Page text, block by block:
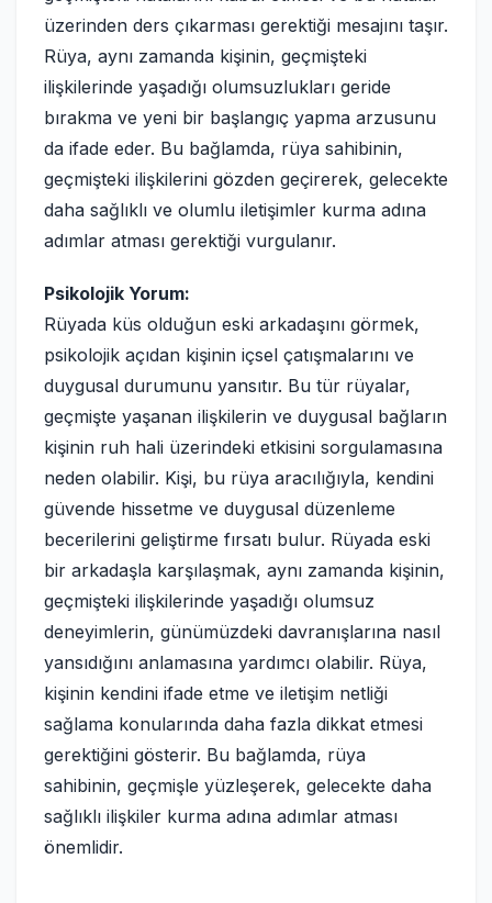
üzerinden ders çıkarması gerektiği mesajını taşır.
Rüya, aynı zamanda kişinin, geçmişteki
ilişkilerinde yaşadığı olumsuzlukları geride
bırakma ve yeni bir başlangıç yapma arzusunu
da ifade eder. Bu bağlamda, rüya sahibinin,
geçmişteki ilişkilerini gözden geçirerek, gelecekte
daha sağlıklı ve olumlu iletişimler kurma adına
adımlar atması gerektiği vurgulanır.
Psikolojik Yorum:
Rüyada küs olduğun eski arkadaşını görmek,
psikolojik açıdan kişinin içsel çatışmalarını ve
duygusal durumunu yansıtır. Bu tür rüyalar,
geçmişte yaşanan ilişkilerin ve duygusal bağların
kişinin ruh hali üzerindeki etkisini sorgulamasına
neden olabilir. Kişi, bu rüya aracılığıyla, kendini
güvende hissetme ve duygusal düzenleme
becerilerini geliştirme fırsatı bulur. Rüyada eski
bir arkadaşla karşılaşmak, aynı zamanda kişinin,
geçmişteki ilişkilerinde yaşadığı olumsuz
deneyimlerin, günümüzdeki davranışlarına nasıl
yansıdığını anlamasına yardımcı olabilir. Rüya,
kişinin kendini ifade etme ve iletişim netliği
sağlama konularında daha fazla dikkat etmesi
gerektiğini gösterir. Bu bağlamda, rüya
sahibinin, geçmişle yüzleşerek, gelecekte daha
sağlıklı ilişkiler kurma adına adımlar atması
önemlidir.